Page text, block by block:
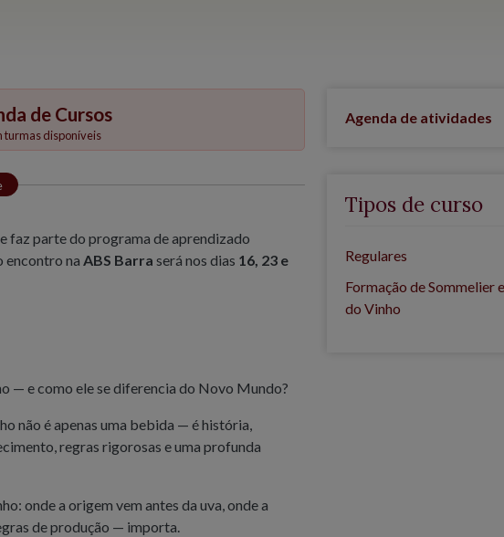
de Cursos
turmas disponíveis
faz parte do programa de aprendizado
encontro na ABS Barra será nos dias 16, 23 e
— e como ele se diferencia do Novo Mundo?
não é apenas uma bebida — é história,
regras rigorosas e uma profunda
onde a origem vem antes da uva, onde a
de produção — importa.
Agenda de atividades
Tipos de curso
Regulares
Formação de Sommelier
do Vinho